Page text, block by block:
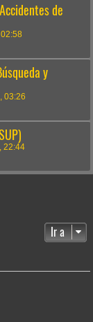
de
y
03:26
22:44
Ir a